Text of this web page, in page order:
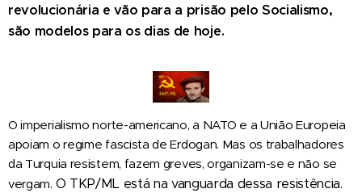
revolucionária e vão para a prisão pelo Socialismo,
são modelos para os dias de hoje.
O imperialismo norte-americano, a NATO e a União Europeia
apoiam o regime fascista de Erdogan. Mas os trabalhadores
da Turquia resistem, fazem greves, organizam-se e não se
vergam. O TKP/ML está na vanguarda dessa resistência.